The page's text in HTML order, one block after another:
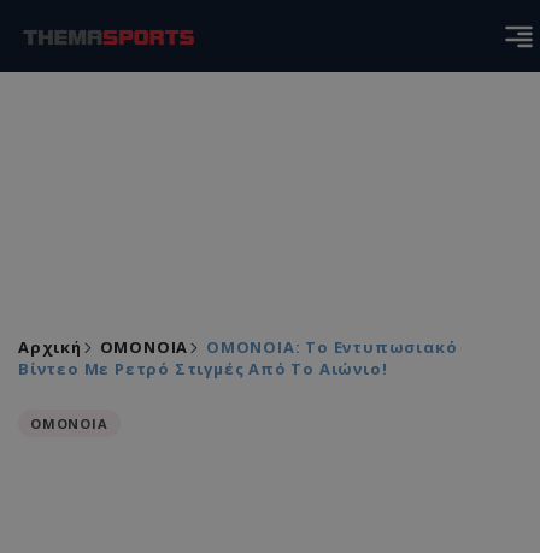
Αρχική ΟΜΟΝΟΙΑ
ΟΜΟΝΟΙΑ: Το Εντυπωσιακό
Βίντεο Με Ρετρό Στιγμές Από Το Αιώνιο!
ΟΜΟΝΟΙΑ